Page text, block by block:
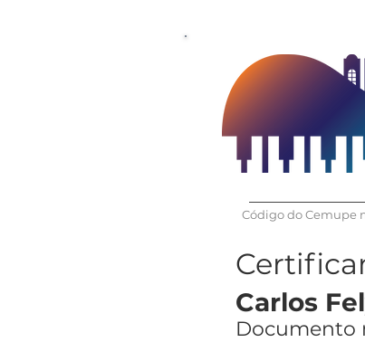
Código do Cemupe
Carlos
Documento